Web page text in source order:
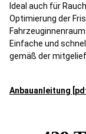
Ideal auch für
Optimierung der
Einfache und
gemäß der
Anbauanleitung